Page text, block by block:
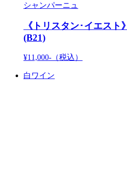
シャンパーニュ
《トリスタン･イエスト
(B21)
¥11,000- （税込）
白ワイン